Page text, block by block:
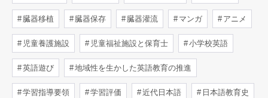
臓器移植 臓器保存 臓器灌流 マンガ アニメ
児童養護施設 児童福祉施設と保育士 小学校英語
英語遊び 地域性を生かした英語教育の推進
学習指導要領 学習評価 近代日本語 日本語教育史